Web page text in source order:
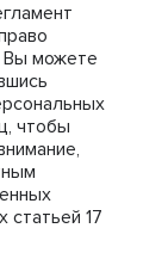
Вы можете
чтобы
статьей 17